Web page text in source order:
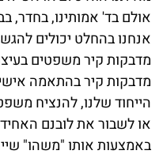
אולם בד' אמותינו, בחדר,
אנחנו בהחלט יכולים
מדבקות קיר משפטים
מדבקות קיר בהתאמה
הייחוד שלנו, להנציח
או לשבור את לובנם
באמצעות אותו "משהו"